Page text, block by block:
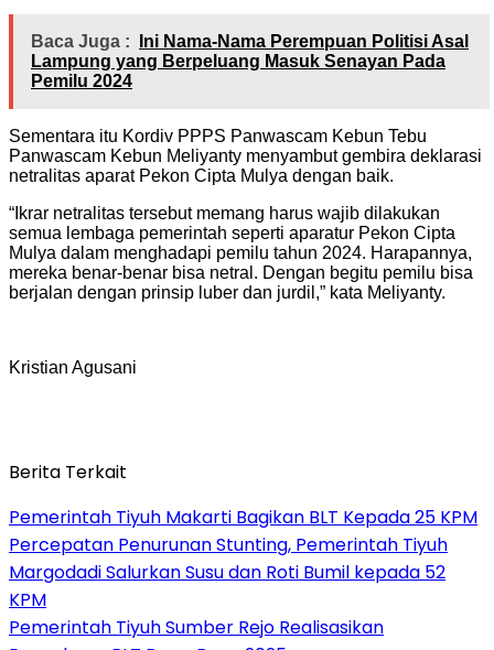
Baca Juga :
Ini Nama-Nama Perempuan Politisi Asal
Lampung yang Berpeluang Masuk Senayan Pada
Pemilu 2024
Sementara itu Kordiv PPPS Panwascam Kebun Tebu
Panwascam Kebun Meliyanty menyambut gembira deklarasi
netralitas aparat Pekon Cipta Mulya dengan baik.
“Ikrar netralitas tersebut memang harus wajib dilakukan
semua lembaga pemerintah seperti aparatur Pekon Cipta
Mulya dalam menghadapi pemilu tahun 2024. Harapannya,
mereka benar-benar bisa netral. Dengan begitu pemilu bisa
berjalan dengan prinsip luber dan jurdil,” kata Meliyanty.
Kristian Agusani
Berita Terkait
Pemerintah Tiyuh Makarti Bagikan BLT Kepada 25 KPM
Percepatan Penurunan Stunting, Pemerintah Tiyuh
Margodadi Salurkan Susu dan Roti Bumil kepada 52
KPM
Pemerintah Tiyuh Sumber Rejo Realisasikan